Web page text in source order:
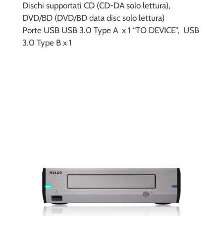
Dischi supportati CD (CD-DA solo lettura),
DVD/BD (DVD/BD data disc solo lettura)
Porte USB USB 3.0 Type A x 1 “TO DEVICE”, USB
3.0 Type B x 1